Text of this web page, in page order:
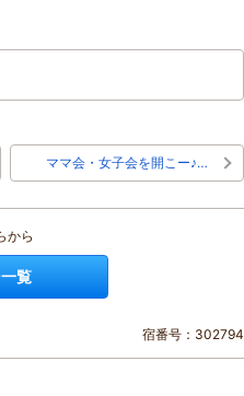
ママ会・女子会を開こー♪…
から
覧
宿番号：302794